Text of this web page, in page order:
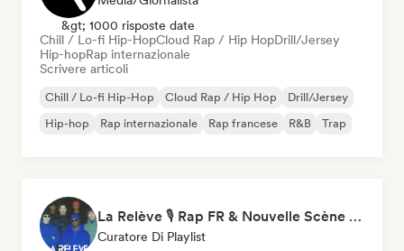
&gt; 1000 risposte date
Chill / Lo-fi Hip-HopCloud Rap / Hip HopDrill/Jersey
Hip-hopRap internazionale
Scrivere articoli
Chill / Lo-fi Hip-Hop Cloud Rap / Hip Hop
Drill/Jersey
Hip-hop
Rap internazionale Rap francese R&B Trap
La Relève 🎙️ Rap FR & Nouvelle Scène Hip-Hop
Curatore Di Playlist